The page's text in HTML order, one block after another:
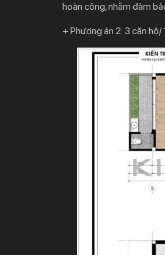
hoàn công, nhằm đảm
+ Phương án 2: 3 căn